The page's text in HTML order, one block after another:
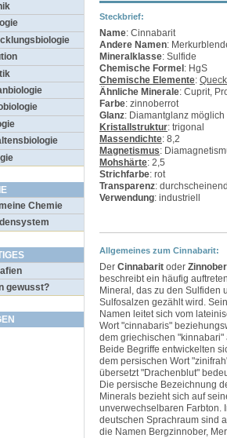
Chemie
gewusst?
Steckbrief:
Name: Cinnabarit
Andere Namen:
Mineralklasse: Sulfide
Chemische Formel : HgS
Chemische Elemente:
Ähnliche Minerale: Cuprit,
Farbe: zinnoberrot
Glanz: Diamantglanz möglich
Kristallstruktur: trigonal
Massendichte: 8,2
Magnetismus:
Mohshärte: 2,5
Strichfarbe: rot
Transparenz:
Verwendung: industriell
Allgemeines zum Cinnabarit:
Der Cinnabarit oder Zinnober
beschreibt ein häufig
Mineral, das zu den Sulfiden
Sulfosalzen gezählt wird. Sein
Namen leitet sich vom
Wort "cinnabaris"
dem griechischen "kinnabari"
Beide Begriffe entwickelten
dem persischen Wort
übersetzt "Drachenblut"
Die persische Bezeichnung
Minerals bezieht sich auf
unverwechselbaren Farbton.
deutschen Sprachraum sind
die Namen Bergzinnober,